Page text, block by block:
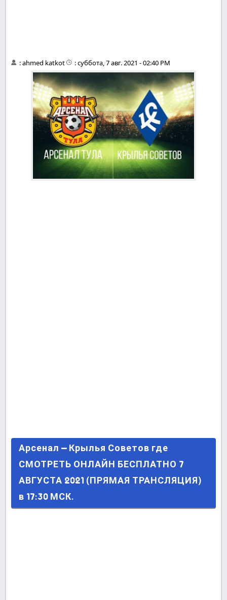
:ahmed katkot :суббота, 7 авг. 2021 - 02:40 PM
Арсенал – Крылья Советов где СМОТРЕТЬ
ОНЛАЙН БЕСПЛАТНО 7 АВГУСТА 2021 (ПРЯМАЯ
ТРАНСЛЯЦИЯ) в 17:30 МСК.
Арсенал – Крылья Советов где
СМОТРЕТЬ ОНЛАЙН БЕСПЛАТНО 7
АВГУСТА 2021 (ПРЯМАЯ ТРАНСЛЯЦИЯ)
в 17:30 МСК.